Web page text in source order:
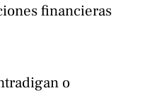
financieras
o